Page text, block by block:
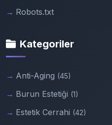
Robots.txt
Kategoriler
Anti-Aging (45)
Burun Estetiği (1)
Estetik Cerrahi (42)